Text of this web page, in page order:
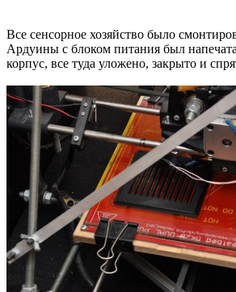
Все сенсорное хозяйство было
Ардуины с блоком питания был
корпус, все туда уложено, закрыто и